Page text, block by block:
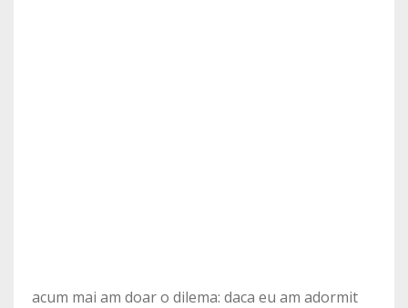
acum mai am doar o dilema: daca eu am adormit